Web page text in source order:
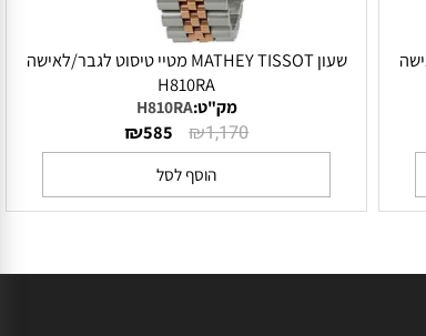
שעון MATHEY TISSOT מטיי טיסוט לגבר/לאישה
H810RA
מק"ט:H810RA
₪1,170
₪585